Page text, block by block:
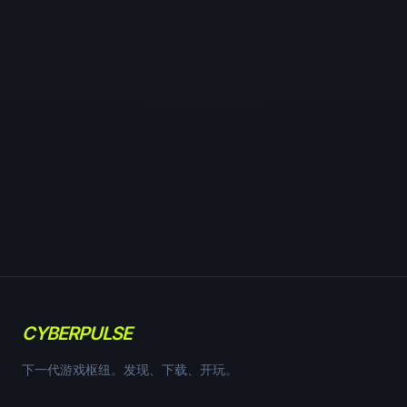
CYBERPULSE
下一代游戏枢纽。发现、下载、开玩。